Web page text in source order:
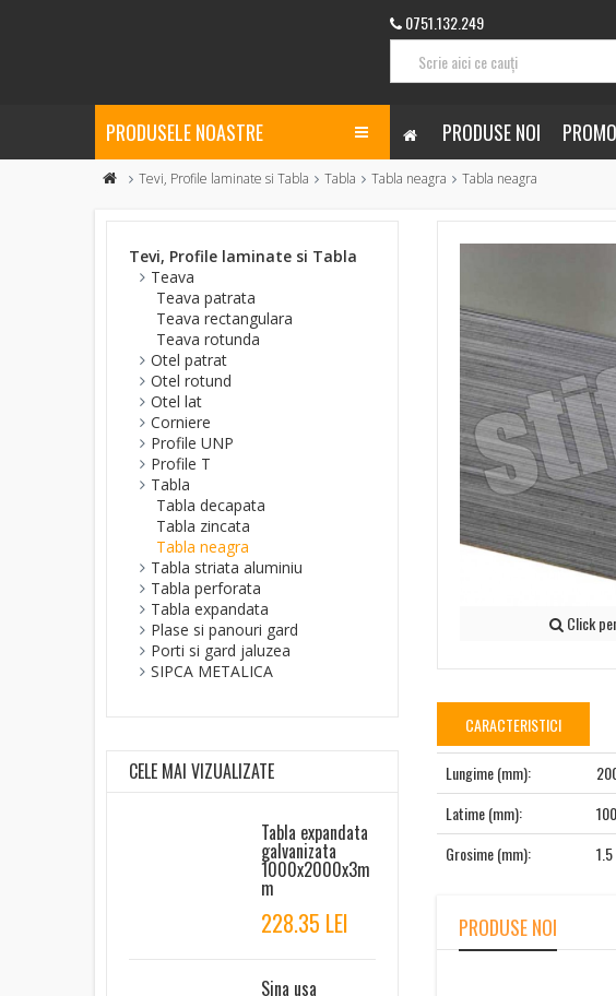
0751.132.249
PRODUSELE NOASTRE PRODUSE NOI
Tevi, Profile laminate si Tabla Tabla Tabla neagra Tabla neagra
Click
CARACTERISTICI
Lungime (mm):
Latime (mm):
Grosime (mm):
1.5
PRODUSE NOI
Tevi, Profile laminate si Tabla
Teava
Teava patrata
Teava rectangulara
Teava rotunda
Otel patrat
Otel rotund
Otel lat
Corniere
Profile UNP
Profile T
Tabla
Tabla decapata
Tabla zincata
Tabla neagra
Tabla striata aluminiu
Tabla perforata
Tabla expandata
Plase si panouri gard
Porti si gard jaluzea
SIPCA METALICA
CELE MAI VIZUALIZATE
Tabla expandata
galvanizata
1000x2000x3m
m
228.35 LEI
Sina usa